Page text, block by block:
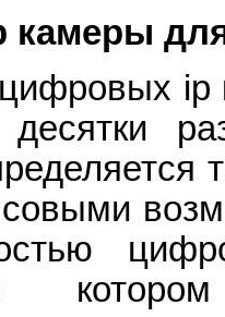
ip
котором